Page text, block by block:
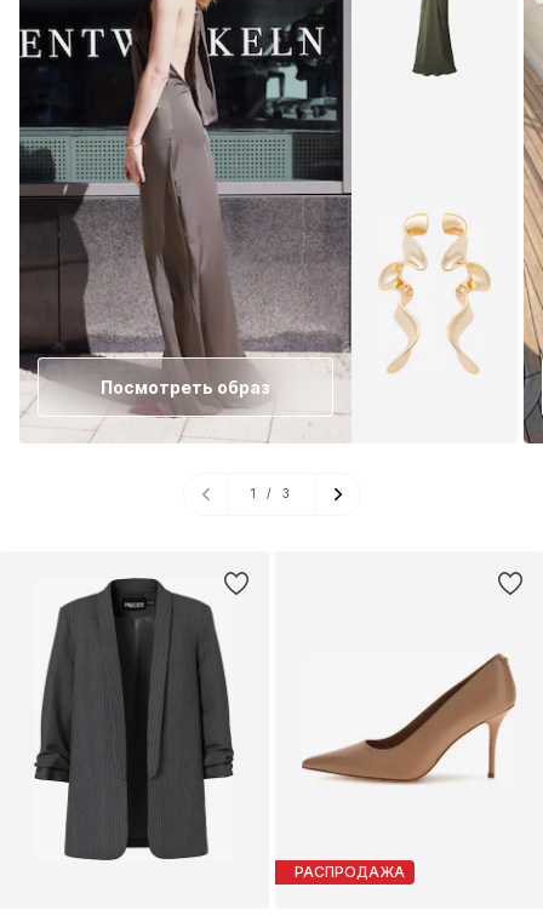
РАСПРОДАЖА
Посмотреть образ
1 / 3